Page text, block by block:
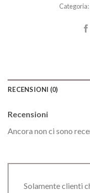
Categoria:
RECENSIONI (0)
Recensioni
Ancora non ci sono
Solamente clienti